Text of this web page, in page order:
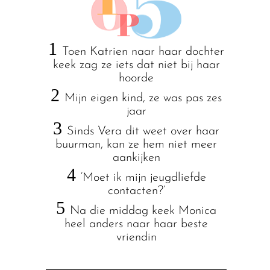
1
Toen Katrien naar haar dochter
keek zag ze iets dat niet bij haar
hoorde
2 Mijn eigen kind, ze was pas zes
jaar
3 Sinds Vera dit weet over haar
buurman, kan ze hem niet meer
aankijken
4 ‘Moet ik mijn jeugdliefde
contacten?’
5 Na die middag keek Monica
heel anders naar haar beste
vriendin